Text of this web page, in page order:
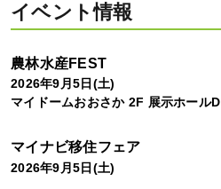
イベント情報
農林水産FEST
2026年9月5日(土)
マイドームおおさか 2F 展示ホールD
マイナビ移住フェア
2026年9月5日(土)